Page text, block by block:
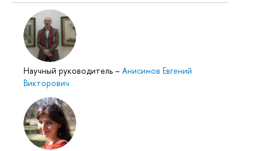
Научный руководитель – Анисимов Евгений
Викторович